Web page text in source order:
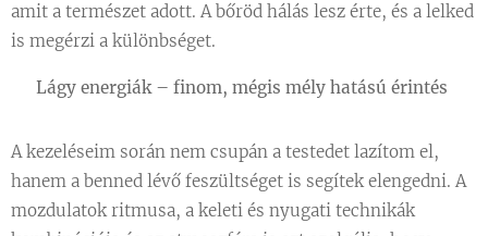
amit a természet adott. A bőröd hálás lesz érte, és a lelked
is megérzi a különbséget.
Lágy energiák – finom, mégis mély hatású érintés
A kezeléseim során nem csupán a testedet lazítom el,
hanem a benned lévő feszültséget is segítek elengedni. A
mozdulatok ritmusa, a keleti és nyugati technikák